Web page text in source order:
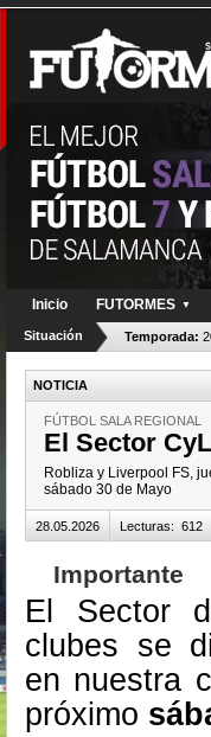
Inicio FUTORMES ▼
Situación Temporada:
NOTICIA
FÚTBOL SALA REGIONAL
El Sector
Robliza y Liverpool FS,
sábado 30 de Mayo
28.05.2026 Lecturas: 612
Importante
El Sector
clubes se
en nuestra
próximo